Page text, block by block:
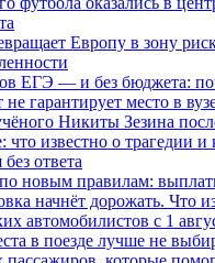
Европу в зону
ЕГЭ — и без бюджета:
не гарантирует место в
Никиты Зезина
что известно о трагедии
ответа
новым правилам:
начнёт дорожать. Что
автомобилистов с 1
в поезде лучше не